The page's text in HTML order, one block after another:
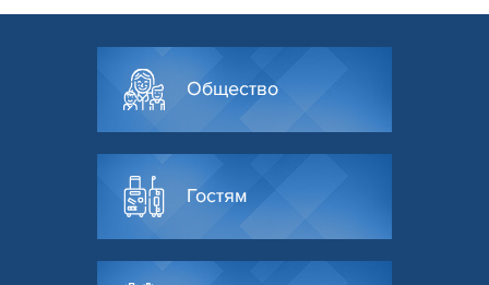
Общество
Гостям